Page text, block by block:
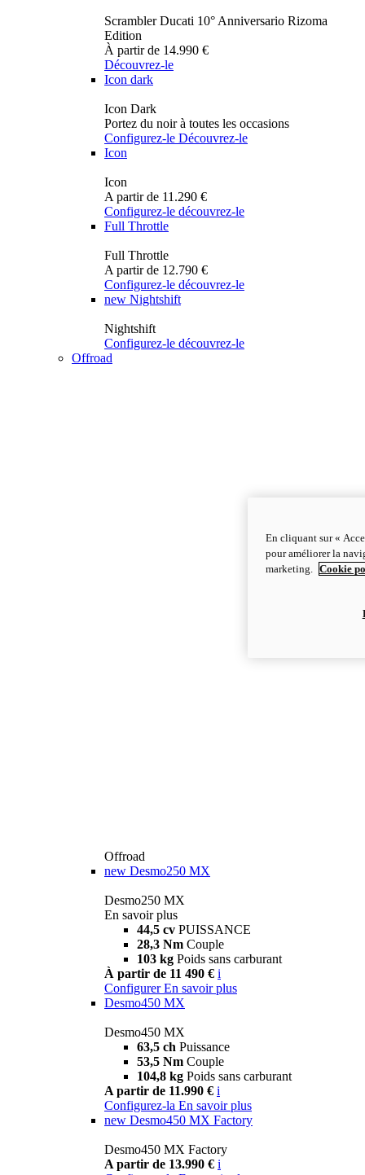
Scrambler Ducati 10° Anniversario Rizoma
Edition
À partir de 14.990 €
Découvrez-le
Icon dark
Icon Dark
Portez du noir à toutes les occasions
Configurez-le Découvrez-le
Icon
Icon
A partir de 11.290 €
Configurez-le découvrez-le
Full Throttle
Full Throttle
A partir de 12.790 €
Configurez-le découvrez-le
new Nightshift
Nightshift
Configurez-le découvrez-le
Offroad
Offroad
new Desmo250 MX
Desmo250 MX
En savoir plus
44,5 cv PUISSANCE
28,3 Nm Couple
103 kg Poids sans carburant
À partir de 11 490 € i
Configurer En savoir plus
Desmo450 MX
Desmo450 MX
63,5 ch Puissance
53,5 Nm Couple
104,8 kg Poids sans carburant
A partir de 11.990 € i
Configurez-la En savoir plus
new Desmo450 MX Factory
Desmo450 MX Factory
A partir de 13.990 € i
En cliquant sur «
pour améliorer la
marketing.
Cookie